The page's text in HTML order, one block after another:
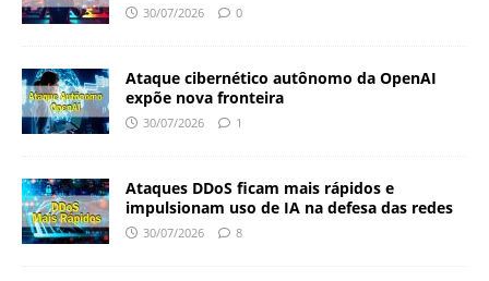
30/07/2026 0
Ataque cibernético autônomo da OpenAI
expõe nova fronteira
30/07/2026 1
Ataques DDoS ficam mais rápidos e
impulsionam uso de IA na defesa das redes
30/07/2026 8